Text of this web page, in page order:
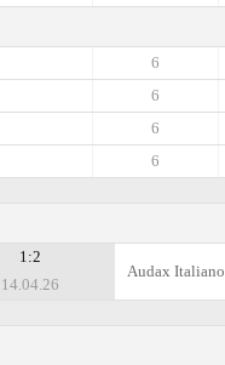
6
6
6
6
1:2
14.04.26
Audax Italiano